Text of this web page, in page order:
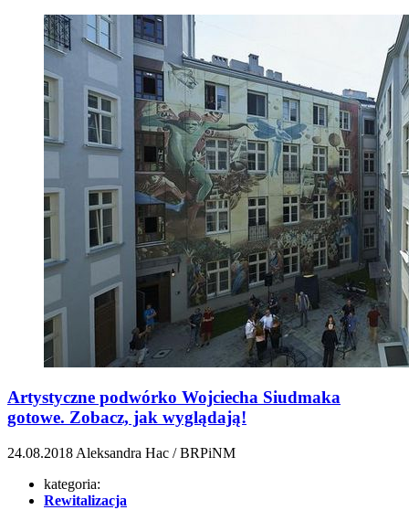
Artystyczne podwórko Wojciecha Siudmaka
gotowe. Zobacz, jak wyglądają!
24.08.2018 Aleksandra Hac / BRPiNM
kategoria:
Rewitalizacja